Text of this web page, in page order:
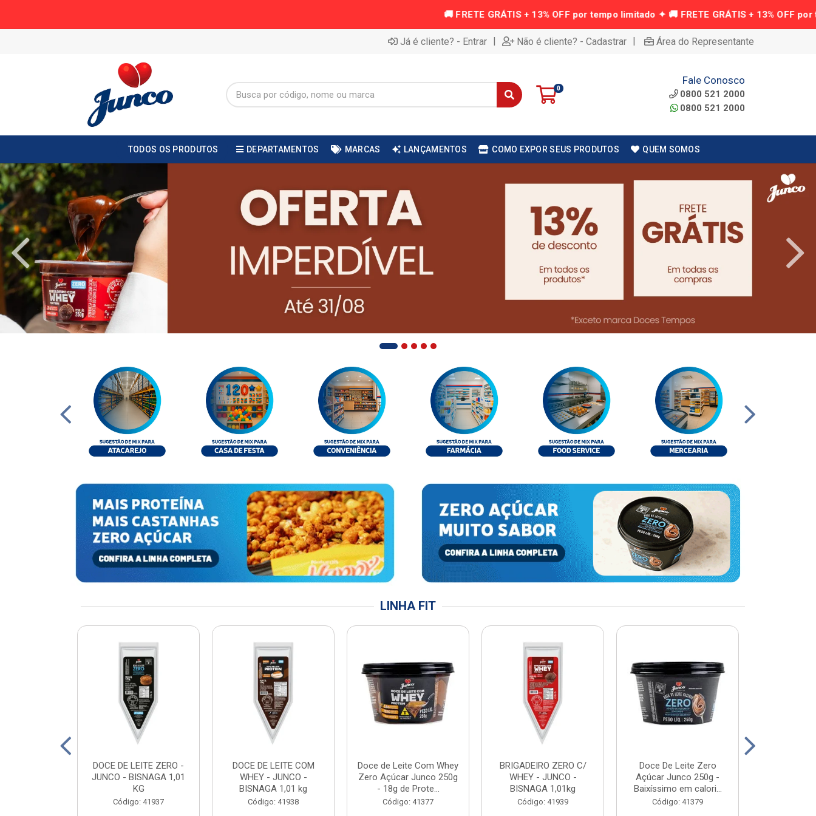
Já é cliente? - Entrar | Não é cliente? - Cadastrar | Área do Representante
0
Fale Conosco
0800 521 2000
0800 521 2000
TODOS OS PRODUTOS DEPARTAMENTOS MARCAS LANÇAMENTOS COMO EXPOR SEUS PRODUTOS QUEM SOMOS
LINHA FIT
DOCE DE LEITE ZERO -
JUNCO - BISNAGA 1,01
KG
Código: 41937
DOCE DE LEITE COM
WHEY - JUNCO -
BISNAGA 1,01 kg
Código: 41938
Doce de Leite Com Whey
Zero Açúcar Junco 250g
- 18g de Prote...
Código: 41377
BRIGADEIRO ZERO C/
WHEY - JUNCO -
BISNAGA 1,01kg
Código: 41939
Doce De Leite Zero
Açúcar Junco 250g -
Baixíssimo em calori...
Código: 41379